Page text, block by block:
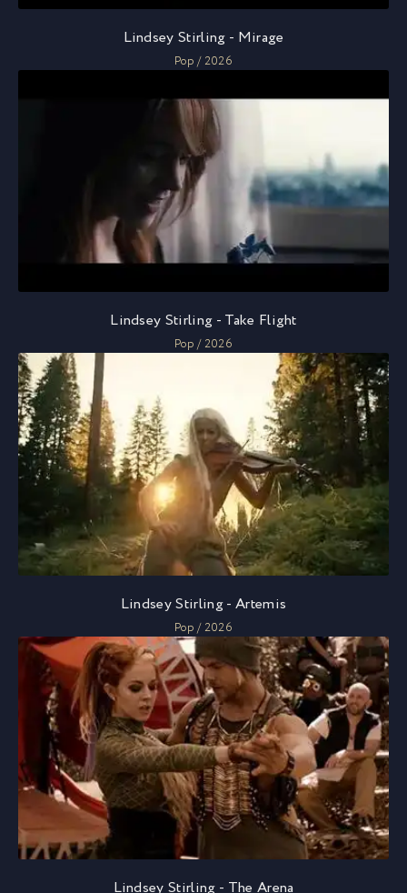
Lindsey Stirling - Mirage
Pop / 2026
Lindsey Stirling - Take Flight
Pop / 2026
Lindsey Stirling - Artemis
Pop / 2026
Lindsey Stirling - The Arena